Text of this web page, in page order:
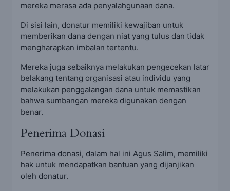
mereka merasa ada penyalahgunaan dana.
Di sisi lain, donatur memiliki kewajiban untuk
memberikan dana dengan niat yang tulus dan tidak
mengharapkan imbalan tertentu.
Mereka juga sebaiknya melakukan pengecekan latar
belakang tentang organisasi atau individu yang
melakukan penggalangan dana untuk memastikan
bahwa sumbangan mereka digunakan dengan
benar.
Penerima Donasi
Penerima donasi, dalam hal ini Agus Salim, memiliki
hak untuk mendapatkan bantuan yang dijanjikan
oleh donatur.